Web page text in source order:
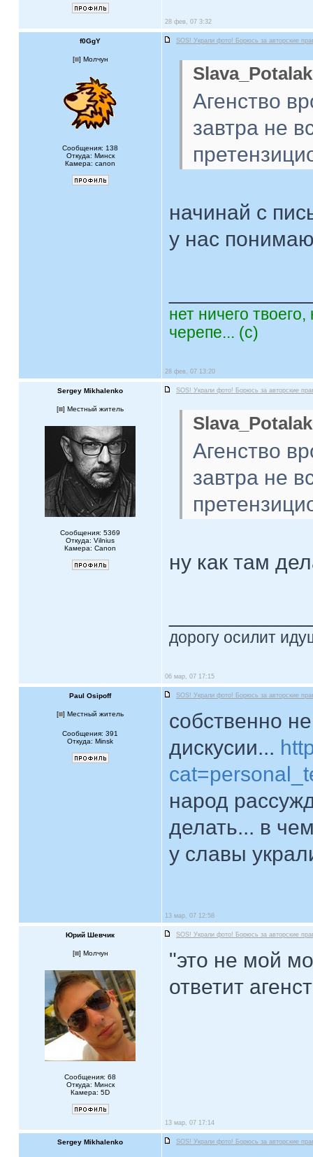
28 фев, 07 3:32
f0GgY SOS! Украли фото! Борюсь за авторские
[ ] Молчун
Сообщения: 138
Откуда: Минск
Камера: canon
Агенство
завтра не
начинай с
у нас
нет ничего
черепе... (с)
28 фев, 07 13:20
Sergey Mikhalenko SOS! Украли фото! Борюсь за авторские
[ ] Местный житель
Сообщения: 5369
Откуда: Vilnius
Камера: Canon
Агенство
завтра не
ну как там
дорогу осилит
06 мар, 07 17:15
Paul Osipoff SOS! Украли фото! Борюсь за авторские
[ ] Местный житель
Сообщения: 391
Откуда: Minsk
собственно
дискусии...
народ
делать... в
у славы
13 мар, 07 12:58
Юрий Шевчик SOS! Украли фото! Борюсь за авторские
[ ] Молчун
Сообщения: 68
Откуда: Минск
Камера: 5D
"это не мой
ответит
13 мар, 07 17:14
Sergey Mikhalenko SOS! Украли фото! Борюсь за авторские